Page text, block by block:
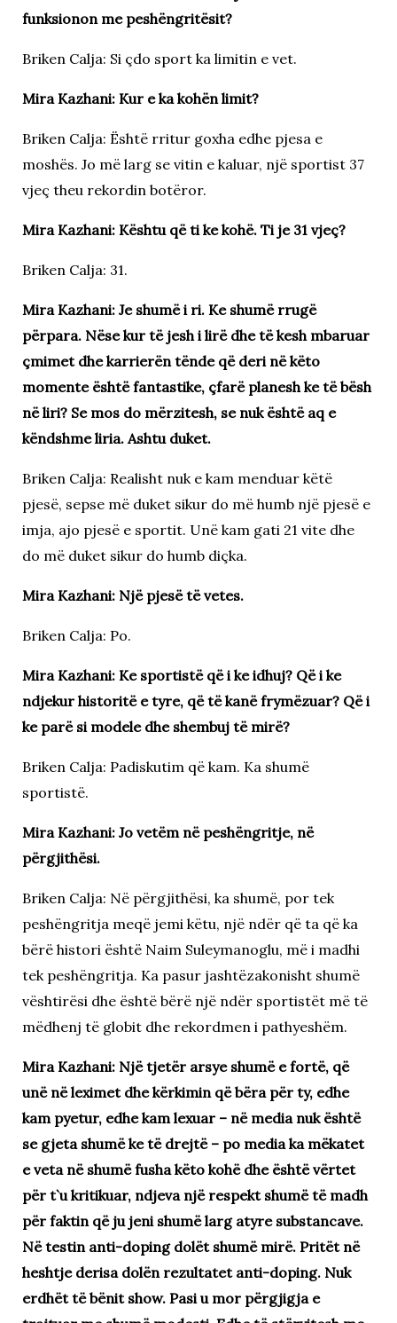
funksionon me peshëngritësit?
Briken Calja: Si çdo sport ka limitin e vet.
Mira Kazhani: Kur e ka kohën limit?
Briken Calja: Është rritur goxha edhe pjesa e
moshës. Jo më larg se vitin e kaluar, një sportist 37
vjeç theu rekordin botëror.
Mira Kazhani: Kështu që ti ke kohë. Ti je 31 vjeç?
Briken Calja: 31.
Mira Kazhani: Je shumë i ri. Ke shumë rrugë
përpara. Nëse kur të jesh i lirë dhe të kesh mbaruar
çmimet dhe karrierën tënde që deri në këto
momente është fantastike, çfarë planesh ke të bësh
në liri? Se mos do mërzitesh, se nuk është aq e
këndshme liria. Ashtu duket.
Briken Calja: Realisht nuk e kam menduar këtë
pjesë, sepse më duket sikur do më humb një pjesë e
imja, ajo pjesë e sportit. Unë kam gati 21 vite dhe
do më duket sikur do humb diçka.
Mira Kazhani: Një pjesë të vetes.
Briken Calja: Po.
Mira Kazhani: Ke sportistë që i ke idhuj? Që i ke
ndjekur historitë e tyre, që të kanë frymëzuar? Që i
ke parë si modele dhe shembuj të mirë?
Briken Calja: Padiskutim që kam. Ka shumë
sportistë.
Mira Kazhani: Jo vetëm në peshëngritje, në
përgjithësi.
Briken Calja: Në përgjithësi, ka shumë, por tek
peshëngritja meqë jemi këtu, një ndër që ta që ka
bërë histori është Naim Suleymanoglu, më i madhi
tek peshëngritja. Ka pasur jashtëzakonisht shumë
vështirësi dhe është bërë një ndër sportistët më të
mëdhenj të globit dhe rekordmen i pathyeshëm.
Mira Kazhani: Një tjetër arsye shumë e fortë, që
unë në leximet dhe kërkimin që bëra për ty, edhe
kam pyetur, edhe kam lexuar – në media nuk është
se gjeta shumë ke të drejtë – po media ka mëkatet
e veta në shumë fusha këto kohë dhe është vërtet
për t`u kritikuar, ndjeva një respekt shumë të madh
për faktin që ju jeni shumë larg atyre substancave.
Në testin anti-doping dolët shumë mirë. Pritët në
heshtje derisa dolën rezultatet anti-doping. Nuk
erdhët të bënit show. Pasi u mor përgjigja e